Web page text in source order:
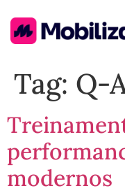
Tag: Q-
modernos